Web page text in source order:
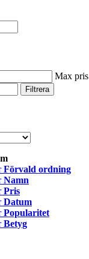
Max pris
Filtrera
Förvald ordning
Namn
Pris
Datum
Popularitet
Betyg